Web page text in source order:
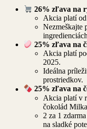
26% zľava na
Akcia platí
Nezmeškajte
25% zľava na
Akcia platí
2025.
Ideálna
prostriedkov.
25% zľava na
Akcia platí v
čokolád
2 za 1
na sladké